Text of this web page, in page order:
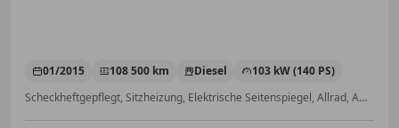
01/2015 108 500 km Diesel
103 kW (140 PS)
Scheckheftgepflegt, Sitzheizung, Elektrische Seitenspiegel, Allrad, Ambientebeleuchtung, Multifunktionslenkrad, Einparkhilfe Sensoren vorne, Isofix